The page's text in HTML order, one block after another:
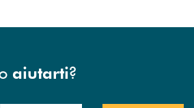
aiutarti?